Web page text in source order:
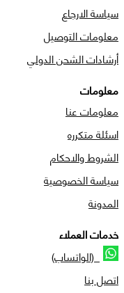
سياسة الارجاع
معلومات التوصيل
أرشادات الشحن الدولي
معلومات
معلومات عنا
اسئلة متكرره
الشروط والاحكام
سياسة الخصوصية
المدونة
خدمات العملاء
(الواتساب)
اتصل بنا